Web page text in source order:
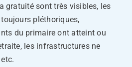
gratuité sont très visibles, les
pléthoriques,
du primaire ont atteint ou
les infrastructures ne